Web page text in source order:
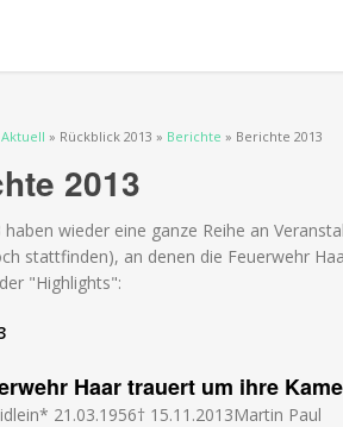
Aktuell » Rückblick 2013 » Berichte » Berichte 2013
2013
haben wieder eine ganze Reihe an
stattfinden), an denen die Feuerwehr
"Highlights":
Haar trauert um ihre
21.03.1956† 15.11.2013Martin Paul